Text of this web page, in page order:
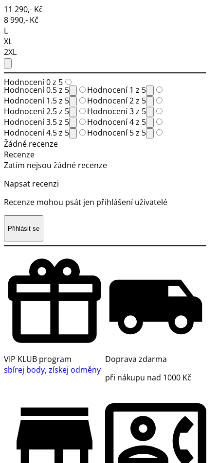
11 290,- Kč
8 990,- Kč
L
XL
2XL
Hodnocení 0 z 5
Hodnocení 0.5 z 5
Hodnocení 1 z 5
Hodnocení 1.5 z 5
Hodnocení 2 z 5
Hodnocení 2.5 z 5
Hodnocení 3 z 5
Hodnocení 3.5 z 5
Hodnocení 4 z 5
Hodnocení 4.5 z 5
Hodnocení 5 z 5
Žádné recenze
Recenze
Zatím nejsou žádné recenze
Napsat recenzi
Recenze mohou psát jen přihlášení uživatelé
Přihlásit se
VIP KLUB program
sbírej body, získej odměny
Doprava zdarma
při nákupu nad 1000 Kč